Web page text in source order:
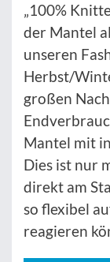
„100%
der Mantel
unseren
Herbst/
großen
Mantel mit
Dies ist nur
direkt am
so flexibel
reagieren